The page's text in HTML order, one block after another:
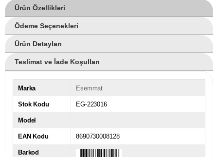
Ürün Özellikleri
Ödeme Seçenekleri
Ürün Detayları
Teslimat ve İade Koşulları
Marka Esemmat
Stok Kodu EG-223016
Model
EAN Kodu 8690730008128
Barkod